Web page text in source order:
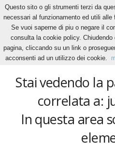
Home Tags Julio velasco
julio velasco
Stai vedendo la
correlata a:
In questa area
Questo sito o gli strumenti terzi da
necessari al funzionamento ed utili
Se vuoi saperne di piu o negare il
consulta la cookie policy.
pagina, cliccando su un link o
acconsenti ad un utilizzo dei cookie.